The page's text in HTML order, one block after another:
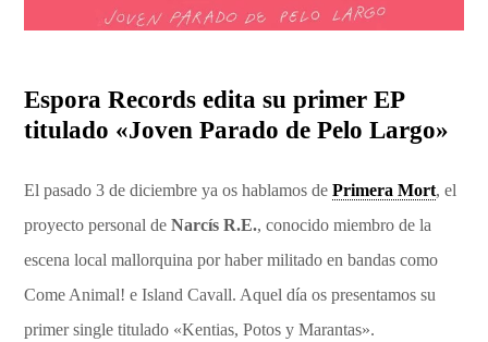
Espora Records edita su primer EP
titulado «Joven Parado de Pelo Largo»
El pasado 3 de diciembre ya os hablamos dePrimera Mort, el
proyecto personal deNarcís R.E., conocido miembro de la
escena local mallorquina por haber militado en bandas como
Come Animal! e Island Cavall. Aquel día os presentamos su
primer single titulado «Kentias, Potos y Marantas».